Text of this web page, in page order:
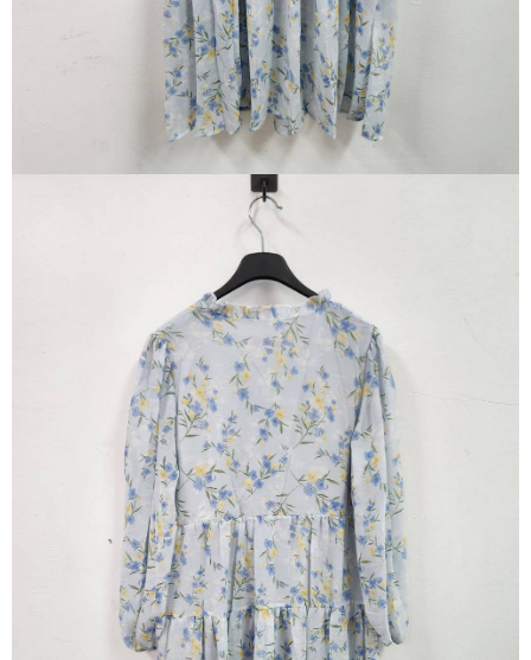
５．嚴禁一人註冊多個帳號或使用他人資訊註冊。若發現惡意使用之情形，
恩沛科技股份有限公司將有權停止該用戶之使用額度並採取法律行動。